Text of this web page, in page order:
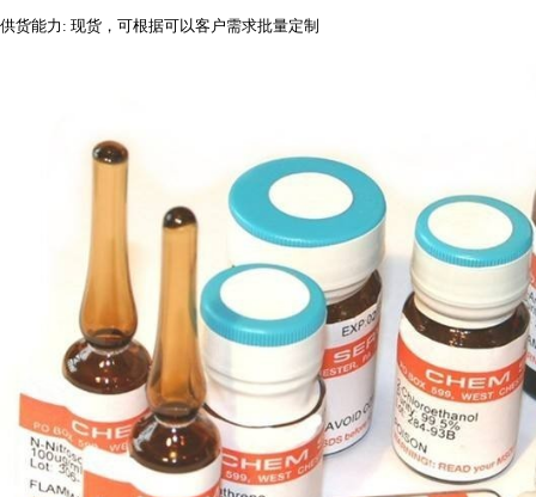
供货能力 : 现货，可根据可以客户需求批量定制